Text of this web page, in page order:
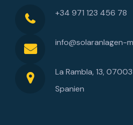
+34 971 123 456 78
info@solaranlagen-
La Rambla, 13,
Spanien